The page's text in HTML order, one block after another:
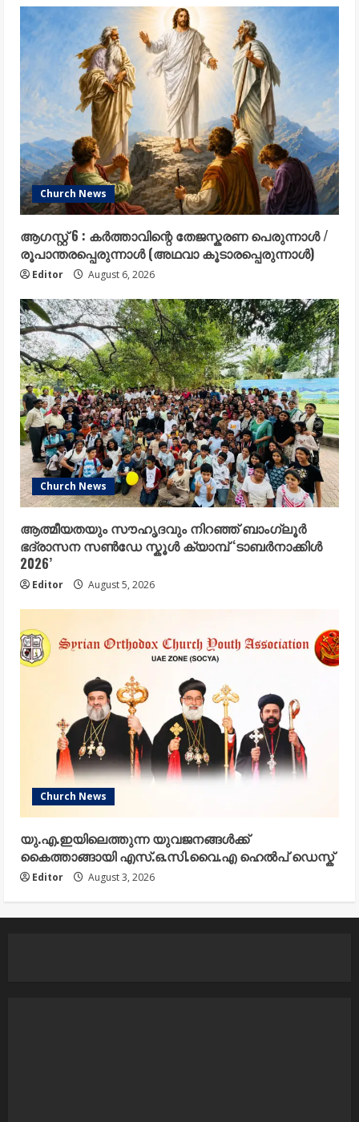
Church News
ആഗസ്റ്റ് 6 : കർത്താവിന്റെ തേജസ്കരണ പെരുന്നാൾ /
രൂപാന്തരപ്പെരുന്നാൾ (അഥവാ കൂടാരപ്പെരുന്നാൾ)
Editor August 6, 2026
Church News
ആത്മീയതയും സൗഹൃദവും നിറഞ്ഞ് ബാംഗ്ലൂർ
ഭദ്രാസന സൺഡേ സ്കൂൾ ക്യാമ്പ് ‘ടാബർനാക്കിൾ
2026’
Editor August 5, 2026
Church News
യു.എ.ഇയിലെത്തുന്ന യുവജനങ്ങൾക്ക്
കൈത്താങ്ങായി എസ്.ഒ.സി.വൈ.എ ഹെൽപ് ഡെസ്ക്
Editor August 3, 2026